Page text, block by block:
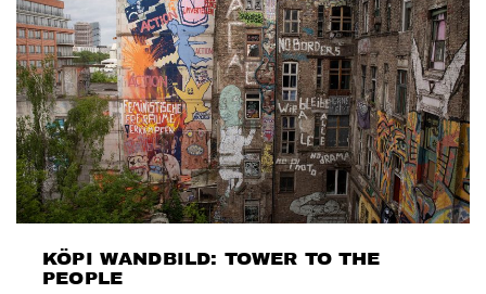
KÖPI WANDBILD: TOWER TO THE
PEOPLE